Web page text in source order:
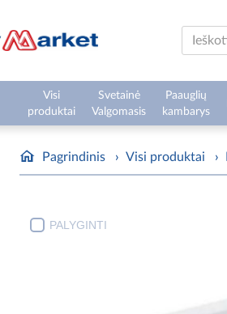
Visi
produktai
Svetainė
Valgomasis
Paauglių
kambarys
Pagrindinis › Visi produktai ›
PALYGINTI